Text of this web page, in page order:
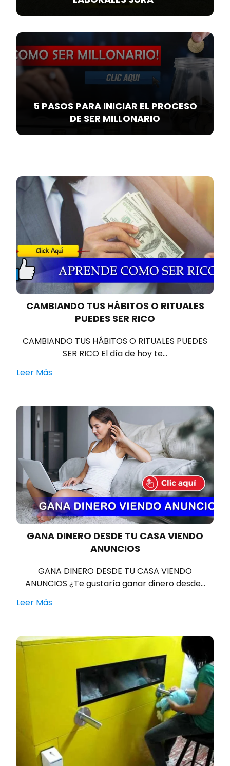
5 PASOS PARA INICIAR EL PROCESO
DE SER MILLONARIO
CAMBIANDO TUS HÁBITOS O RITUALES
PUEDES SER RICO
CAMBIANDO TUS HÁBITOS O RITUALES PUEDES
SER RICO El día de hoy te…
Leer Más
GANA DINERO DESDE TU CASA VIENDO
ANUNCIOS
GANA DINERO DESDE TU CASA VIENDO
ANUNCIOS ¿Te gustaría ganar dinero desde…
Leer Más